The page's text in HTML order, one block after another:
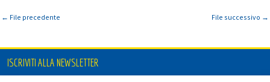
← File precedente File successivo →
ISCRIVITI ALLA NEWSLETTER